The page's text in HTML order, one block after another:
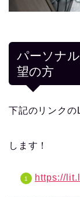
パーソナ
望の方
下記のリンク
します！
https://